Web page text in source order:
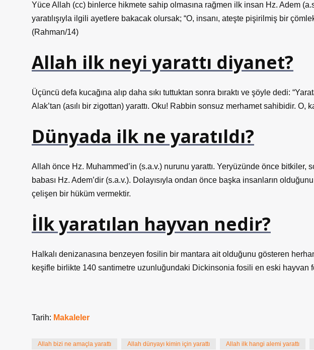
Yüce Allah (cc) binlerce hikmete sahip olmasına rağmen ilk insan Hz. Adem
yaratılışıyla ilgili ayetlere bakacak olursak; “O, insanı, ateşte pişirilmiş bir
(Rahman/14)
Allah ilk neyi yarattı diyanet?
Üçüncü defa kucağına alıp daha sıkı tuttuktan sonra bıraktı ve şöyle dedi:
Alak’tan (asılı bir zigottan) yarattı. Oku! Rabbin sonsuz merhamet sahibidir. O,
Dünyada ilk ne yaratıldı?
Allah önce Hz. Muhammed’in (s.a.v.) nurunu yarattı. Yeryüzünde önce bitkiler,
babası Hz. Adem’dir (s.a.v.). Dolayısıyla ondan önce başka insanların
çelişen bir hüküm vermektir.
İlk yaratılan hayvan nedir?
Halkalı denizanasına benzeyen fosilin bir mantara ait olduğunu gösteren
keşifle birlikte 140 santimetre uzunluğundaki Dickinsonia fosili en eski hayvan
Tarih: Makaleler
Allah bizi ne amaçla yarattı Allah dünyayı kimin için yarattı Allah ilk hangi alemi yarattı